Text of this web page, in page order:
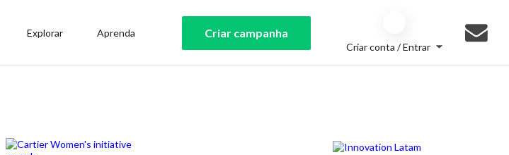
Explorar Aprenda Criar campanha
Criar conta / Entrar